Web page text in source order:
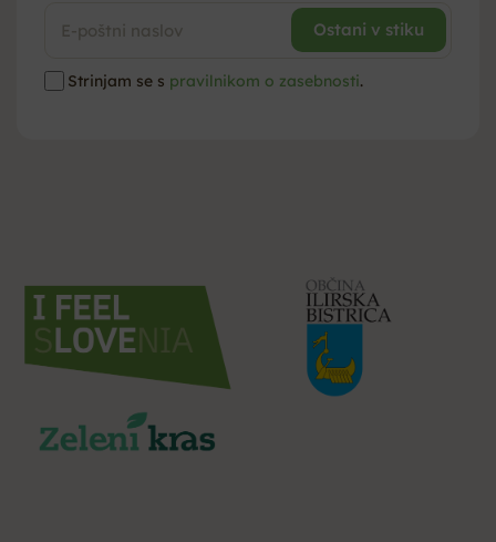
Strinjam se s pravilnikom o zasebnosti.